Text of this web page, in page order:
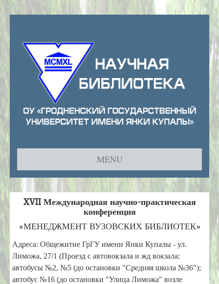
MENU
Главная
Информационное письмо
Организаторы
Участники
Презентации докладов
XVII Международная научно-практическая
конференция
«МЕНЕДЖМЕНТ ВУЗОВСКИХ БИБЛИОТЕК»
Адреса: Общежитие ГрГУ имени Янки Купалы - ул.
Лиможа, 27/1 (Проезд с автовокзала и жд вокзала:
автобусы №2, №5 (до остановки "Средняя школа №36");
автобус №16 (до остановки "Улица Лиможа" возле